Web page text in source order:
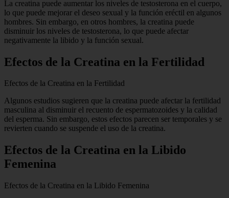
La creatina puede aumentar los niveles de testosterona en el cuerpo,
lo que puede mejorar el deseo sexual y la función eréctil en algunos
hombres. Sin embargo, en otros hombres, la creatina puede
disminuir los niveles de testosterona, lo que puede afectar
negativamente la libido y la función sexual.
Efectos de la Creatina en la Fertilidad
Efectos de la Creatina en la Fertilidad
Algunos estudios sugieren que la creatina puede afectar la fertilidad
masculina al disminuir el recuento de espermatozoides y la calidad
del esperma. Sin embargo, estos efectos parecen ser temporales y se
revierten cuando se suspende el uso de la creatina.
Efectos de la Creatina en la Libido
Femenina
Efectos de la Creatina en la Libido Femenina